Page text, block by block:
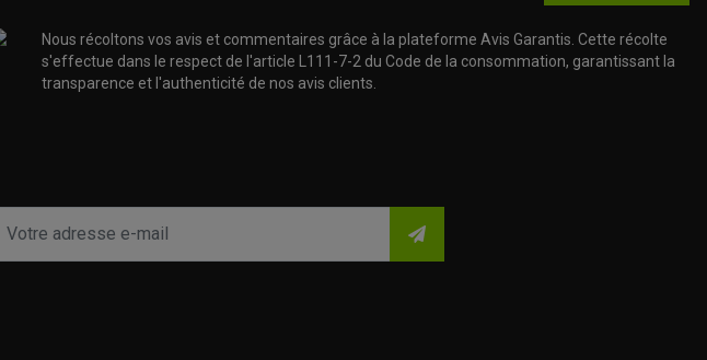
Nous récoltons vos avis et commentaires grâce à la plateforme Avis Garantis. Cette récolte
s'effectue dans le respect de l'article L111-7-2 du Code de la consommation, garantissant la
transparence et l'authenticité de nos avis clients.